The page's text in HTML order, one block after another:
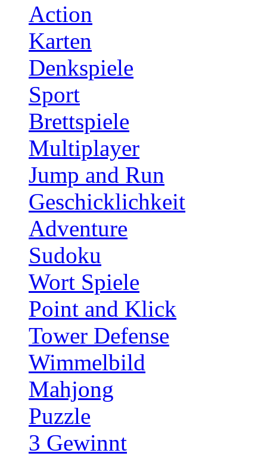
Action
Karten
Denkspiele
Sport
Brettspiele
Multiplayer
Jump and Run
Geschicklichkeit
Adventure
Sudoku
Wort Spiele
Point and Klick
Tower Defense
Wimmelbild
Mahjong
Puzzle
3 Gewinnt